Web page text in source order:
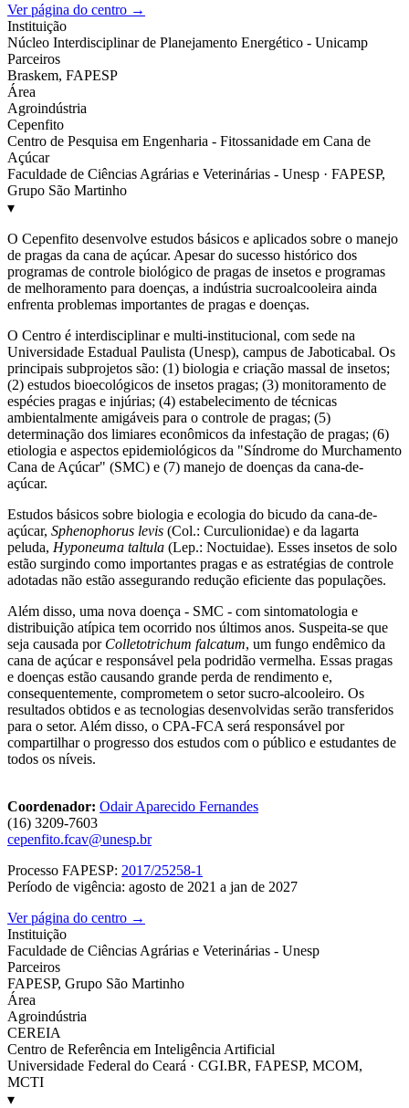
Ver página do centro →
Instituição
Núcleo Interdisciplinar de Planejamento Energético - Unicamp
Parceiros
Braskem, FAPESP
Área
Agroindústria
Cepenfito
Centro de Pesquisa em Engenharia - Fitossanidade em Cana de
Açúcar
Faculdade de Ciências Agrárias e Veterinárias - Unesp · FAPESP,
Grupo São Martinho
▾
O Cepenfito desenvolve estudos básicos e aplicados sobre o manejo
de pragas da cana de açúcar. Apesar do sucesso histórico dos
programas de controle biológico de pragas de insetos e programas
de melhoramento para doenças, a indústria sucroalcooleira ainda
enfrenta problemas importantes de pragas e doenças.
O Centro é interdisciplinar e multi-institucional, com sede na
Universidade Estadual Paulista (Unesp), campus de Jaboticabal. Os
principais subprojetos são: (1) biologia e criação massal de insetos;
(2) estudos bioecológicos de insetos pragas; (3) monitoramento de
espécies pragas e injúrias; (4) estabelecimento de técnicas
ambientalmente amigáveis para o controle de pragas; (5)
determinação dos limiares econômicos da infestação de pragas; (6)
etiologia e aspectos epidemiológicos da "Síndrome do Murchamento
Cana de Açúcar" (SMC) e (7) manejo de doenças da cana-de-
açúcar.
Estudos básicos sobre biologia e ecologia do bicudo da cana-de-
açúcar, Sphenophorus levis (Col.: Curculionidae) e da lagarta
peluda, Hyponeuma taltula (Lep.: Noctuidae). Esses insetos de solo
estão surgindo como importantes pragas e as estratégias de controle
adotadas não estão assegurando redução eficiente das populações.
Além disso, uma nova doença - SMC - com sintomatologia e
distribuição atípica tem ocorrido nos últimos anos. Suspeita-se que
seja causada porColletotrichum falcatum, um fungo endêmico da
cana de açúcar e responsável pela podridão vermelha. Essas pragas
e doenças estão causando grande perda de rendimento e,
consequentemente, comprometem o setor sucro-alcooleiro. Os
resultados obtidos e as tecnologias desenvolvidas serão transferidos
para o setor. Além disso, o CPA-FCA será responsável por
compartilhar o progresso dos estudos com o público e estudantes de
todos os níveis.
Coordenador: Odair Aparecido Fernandes
(16) 3209-7603
cepenfito.fcav@unesp.br
Processo FAPESP: 2017/25258-1
Período de vigência: agosto de 2021 a jan de 2027
Ver página do centro →
Instituição
Faculdade de Ciências Agrárias e Veterinárias - Unesp
Parceiros
FAPESP, Grupo São Martinho
Área
Agroindústria
CEREIA
Centro de Referência em Inteligência Artificial
Universidade Federal do Ceará · CGI.BR, FAPESP, MCOM,
MCTI
▾